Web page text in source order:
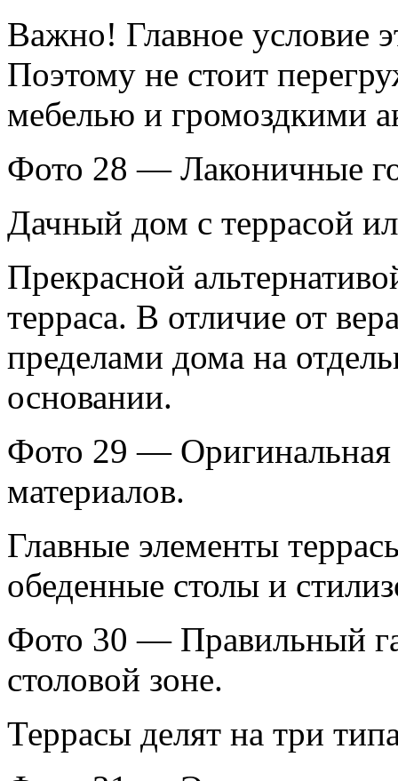
Важно! Главное условие
Поэтому не стоит
мебелью и громоздкими
Фото 28 — Лаконичные
Дачный дом с террасой
Прекрасной
терраса. В отличие от
пределами дома на
основании.
Фото 29 — Оригинальная
материалов.
Главные элементы
обеденные столы и
Фото 30 — Правильный
столовой зоне.
Террасы делят на три